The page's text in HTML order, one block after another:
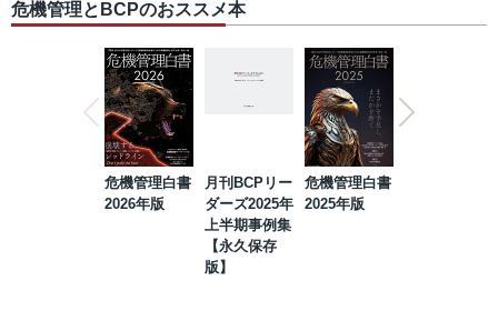
危機管理とBCPのおススメ本
危機管理白書
2026年版
月刊BCPリー
ダーズ2025年
上半期事例集
【永久保存
版】
危機管理白書
2025年版